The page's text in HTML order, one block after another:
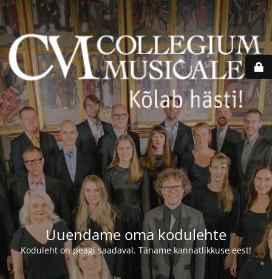
Uuendame oma kodulehte
Koduleht on peagi saadaval. Täname kannatlikkuse eest!